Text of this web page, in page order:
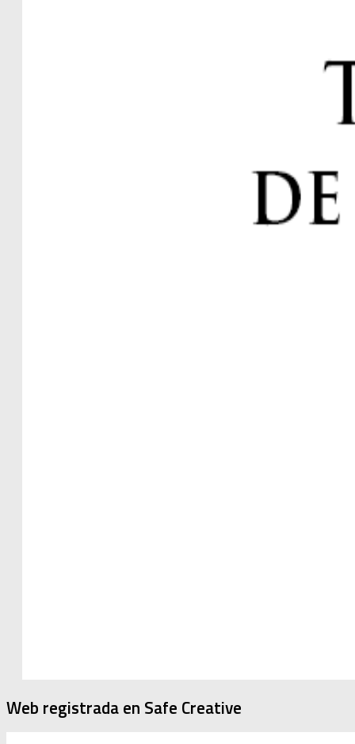
Web registrada en Safe Creative